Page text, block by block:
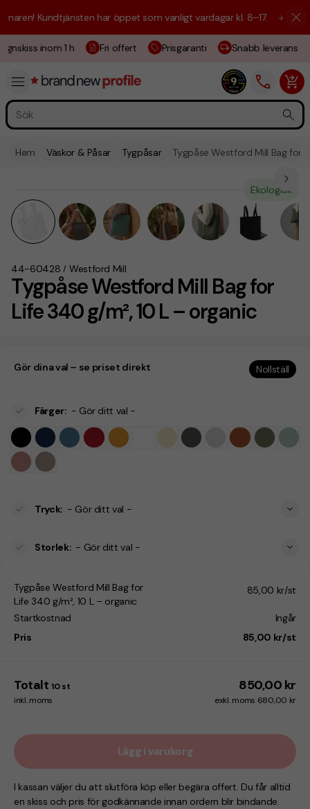
Kundtjänsten har öppet som vanligt vardagar kl. 8–17. ☀️ Vi är här
inom 1 h Fri offert Prisgaranti Snabb leverans
Hem Väskor & Påsar Tygpåsar Tygpåse Westford Mill Bag for
Tygpåse Westford Mill Bag for
Life 340 g/m², 10 L – organic
44-60428 / Westford Mill
Ekologisk
Gör dina val – se priset direkt Nollställ
Färger: - Gör ditt val -
Tryck: - Gör ditt val -
Storlek: - Gör ditt val -
Tygpåse Westford Mill Bag for
Life 340 g/m², 10 L – organic
85,00 kr/st
Startkostnad
Ingår
Pris
85,00 kr/st
Totalt 10 st 850,00 kr
inkl. moms exkl. moms 680,00 kr
Lägg i varukorg
I kassan väljer du att slutföra köp eller begära offert. Du får alltid
en skiss och pris för godkännande innan ordern blir bindande.